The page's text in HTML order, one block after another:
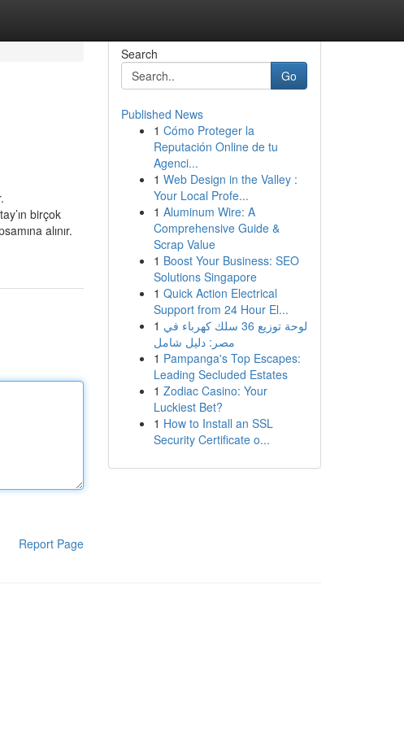
birçok
alınır.
Report Page
Search
Go
Published News
1 Cómo Proteger la
Reputación Online de tu
Agenci...
1 Web Design in the Valley :
Your Local Profe...
1 Aluminum Wire: A
Comprehensive Guide &
Scrap Value
1 Boost Your Business: SEO
Solutions Singapore
1 Quick Action Electrical
Support from 24 Hour El...
1 لوحة توزيع 36 سلك كهرباء في
مصر: دليل شامل
1 Pampanga's Top Escapes:
Leading Secluded Estates
1 Zodiac Casino: Your
Luckiest Bet?
1 How to Install an SSL
Security Certificate o...